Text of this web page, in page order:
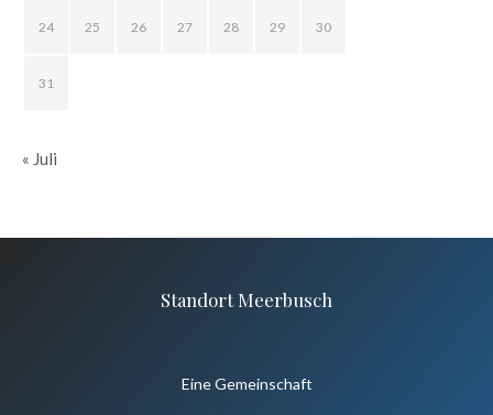
24 25 26 27 28 29 30
31
« Juli
Standort Meerbusch
Eine Gemeinschaft